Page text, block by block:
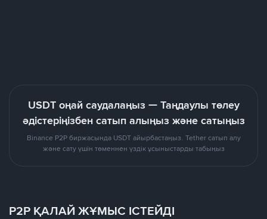
USDT оңай саудалаңыз — Таңдаулы төлеу
әдістеріңізбен сатып алыңыз және сатыңыз
Binance P2P биржасында USDT айырбастаңыз. Tether сатып алу
және сату үшін төменнен үздік ұсыныстарды табыңыз
P2P ҚАЛАЙ ЖҰМЫС ІСТЕЙДІ